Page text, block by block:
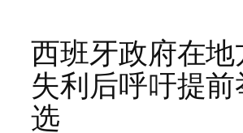
西班牙政府在
失利后呼吁提
选